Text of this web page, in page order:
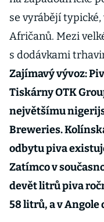
se vyrábějí
Afričanů. Mezi
s dodávkami
Zajímavý vývoz:
Tiskárny OTK
největšímu
Breweries.
odbytu piva
Zatímco v
devět litrů piva
58 litrů, a v Angole